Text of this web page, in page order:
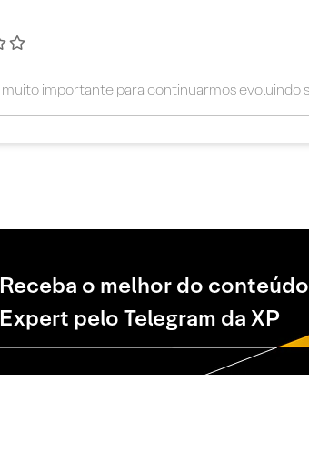
Receba o melhor do conteúdo
Expert pelo Telegram da XP